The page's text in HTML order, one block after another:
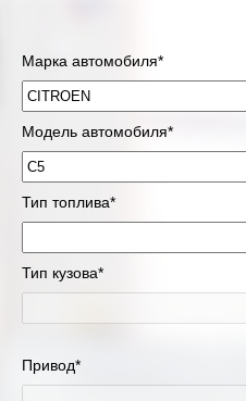
Марка автомобиля*
Модель автомобиля*
Тип топлива*
Тип кузова*
Привод*